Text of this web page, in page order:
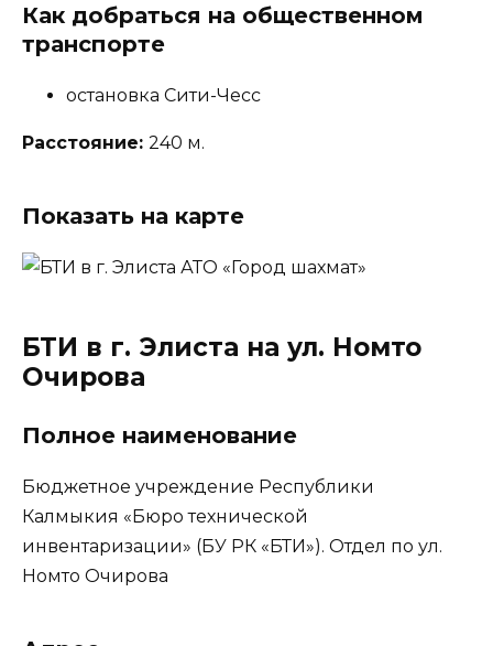
Как добраться на общественном
транспорте
остановка Сити-Чесс
Расстояние: 240 м.
Показать на карте
БТИ в г. Элиста на ул. Номто
Очирова
Полное наименование
Бюджетное учреждение Республики
Калмыкия «Бюро технической
инвентаризации» (БУ РК «БТИ»). Отдел по ул.
Номто Очирова